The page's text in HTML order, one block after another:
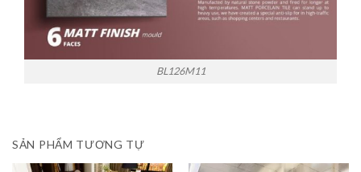
BL126M11
SẢN PHẨM TƯƠNG TỰ